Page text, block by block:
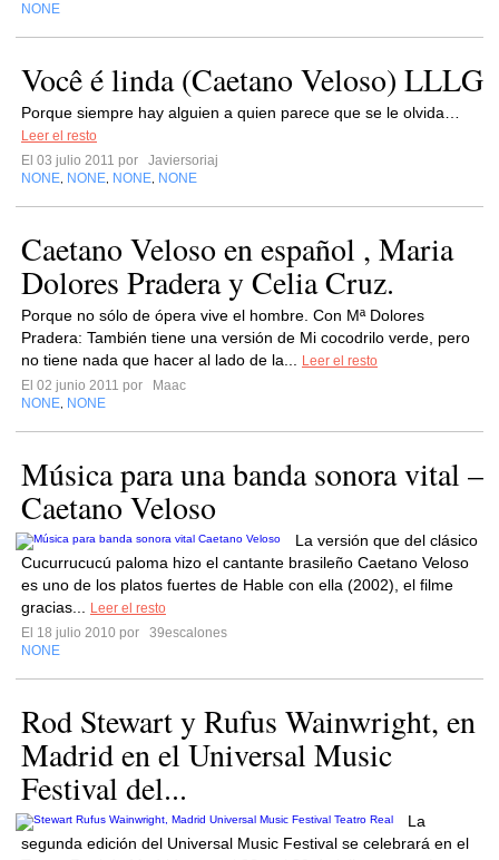
NONE
Você é linda (Caetano Veloso) LLLG
Porque siempre hay alguien a quien parece que se le olvida…
Leer el resto
El 03 julio 2011 por
Javiersoriaj
NONE NONE NONE NONE
Caetano Veloso en español , Maria
Dolores Pradera y Celia Cruz.
Porque no sólo de ópera vive el hombre. Con Mª Dolores
Pradera: También tiene una versión de Mi cocodrilo verde, pero
no tiene nada que hacer al lado de la...
Leer el resto
El 02 junio 2011 por
Maac
NONE NONE
Música para una banda sonora vital –
Caetano Veloso
La versión que del clásico
Cucurrucucú paloma hizo el cantante brasileño Caetano Veloso
es uno de los platos fuertes de Hable con ella (2002), el filme
gracias...
Leer el resto
El 18 julio 2010 por
39escalones
NONE
Rod Stewart y Rufus Wainwright, en
Madrid en el Universal Music
Festival del...
La
segunda edición del Universal Music Festival se celebrará en el